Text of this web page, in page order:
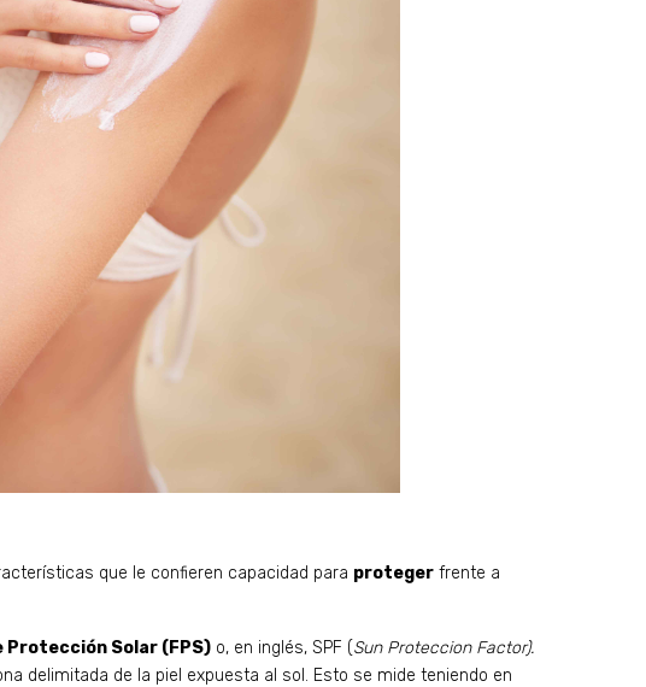
que le confieren capacidad para proteger frente a
Protección Solar (FPS) o, en inglés, SPF (Sun Proteccion Factor).
delimitada de la piel expuesta al sol. Esto se mide teniendo en